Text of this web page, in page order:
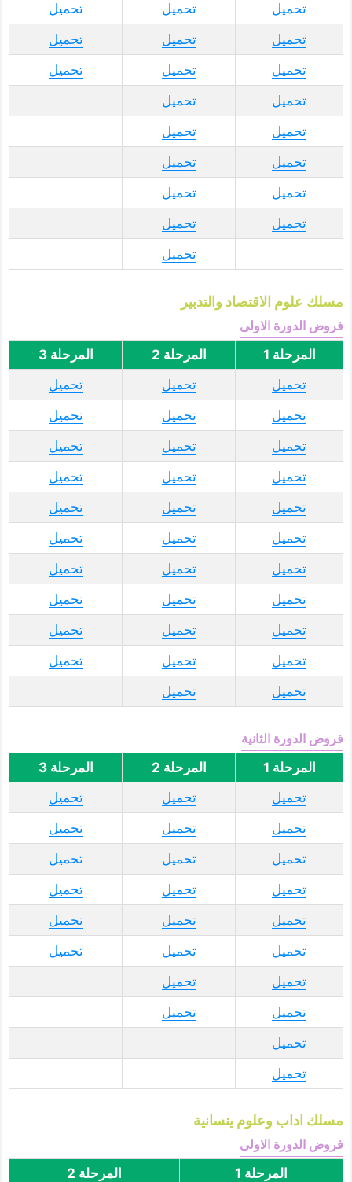
تحميل
تحميل
تحميل
تحميل
تحميل
تحميل
تحميل
تحميل
تحميل
تحميل
تحميل
تحميل
تحميل
تحميل
تحميل
تحميل
تحميل
تحميل
تحميل
تحميل
مسلك علوم الاقتصاد والتدبير
فروض الدورة الاولى
المرحلة 1
المرحلة 2
المرحلة 3
تحميل
تحميل
تحميل
تحميل
تحميل
تحميل
تحميل
تحميل
تحميل
تحميل
تحميل
تحميل
تحميل
تحميل
تحميل
تحميل
تحميل
تحميل
تحميل
تحميل
تحميل
تحميل
تحميل
تحميل
تحميل
تحميل
تحميل
تحميل
تحميل
تحميل
تحميل
تحميل
فروض الدورة الثانية
المرحلة 1
المرحلة 2
المرحلة 3
تحميل
تحميل
تحميل
تحميل
تحميل
تحميل
تحميل
تحميل
تحميل
تحميل
تحميل
تحميل
تحميل
تحميل
تحميل
تحميل
تحميل
تحميل
تحميل
تحميل
تحميل
تحميل
تحميل
تحميل
مسلك اداب وعلوم ينسانية
فروض الدورة الاولى
المرحلة 1
المرحلة 2